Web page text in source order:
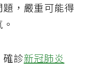
，嚴重可能得
診新冠肺炎